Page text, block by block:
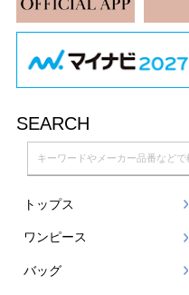
SEARCH
トップス
ワンピース
バッグ